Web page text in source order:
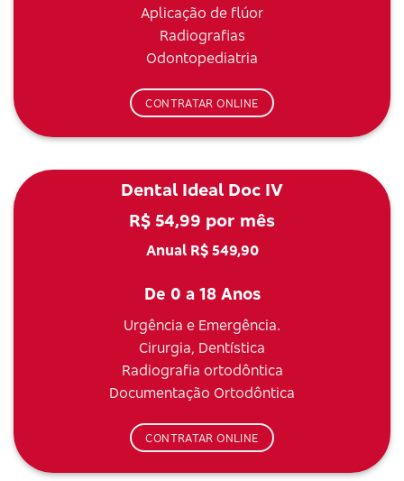
Aplicação de flúor
Radiografias
Odontopediatria
CONTRATAR ONLINE
Dental Ideal Doc IV
R$ 54,99 por mês
Anual R$ 549,90
De 0 a 18 Anos
Urgência e Emergência.
Cirurgia, Dentística
Radiografia ortodôntica
Documentação Ortodôntica
CONTRATAR ONLINE